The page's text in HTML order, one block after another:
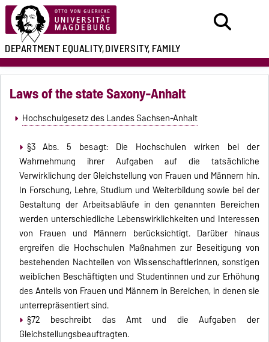
DEPARTMENTEQUALITY,DIVERSITY, FAMILY
Laws of the state Saxony-Anhalt
Hochschulgesetz des Landes Sachsen-Anhalt
§3 Abs. 5 besagt: Die Hochschulen wirken bei der
Wahrnehmung ihrer Aufgaben auf die tatsächliche
Verwirklichung der Gleichstellung von Frauen und Männern hin.
In Forschung, Lehre, Studium und Weiterbildung sowie bei der
Gestaltung der Arbeitsabläufe in den genannten Bereichen
werden unterschiedliche Lebenswirklichkeiten und Interessen
von Frauen und Männern berücksichtigt. Darüber hinaus
ergreifen die Hochschulen Maßnahmen zur Beseitigung von
bestehenden Nachteilen von Wissenschaftlerinnen, sonstigen
weiblichen Beschäftigten und Studentinnen und zur Erhöhung
des Anteils von Frauen und Männern in Bereichen, in denen sie
unterrepräsentiert sind.
§72 beschreibt das Amt und die Aufgaben der
Gleichstellungsbeauftragten.